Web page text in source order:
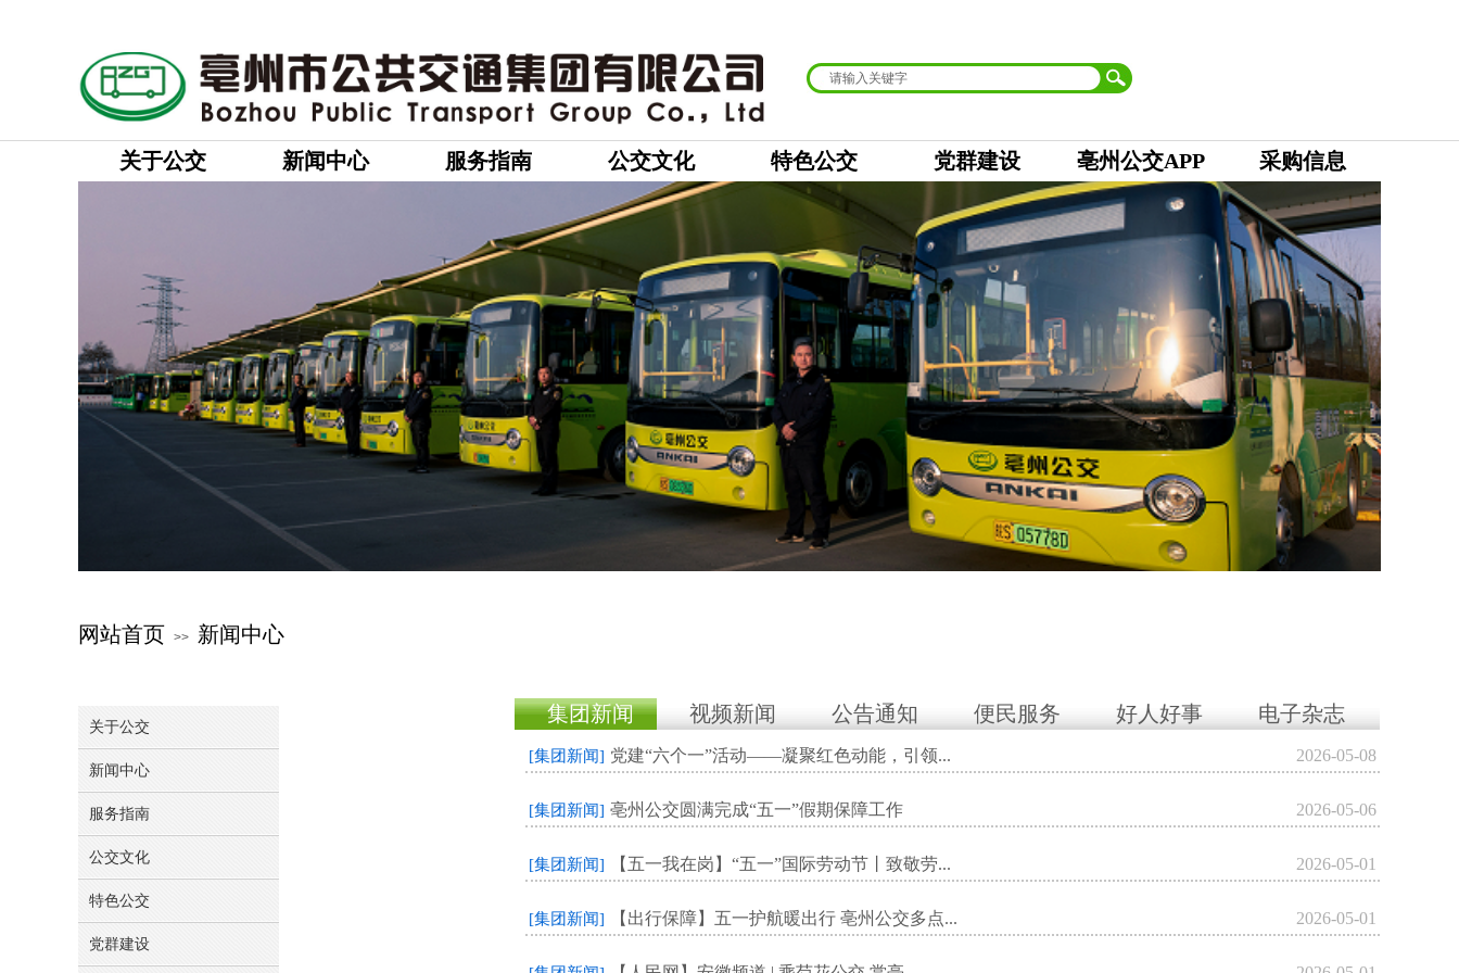
关于公交 新闻中心 服务指南 公交文化 特色公交 党群建设 亳州公交APP 采购信息
网站首页 >> 新闻中心
集团新闻 视频新闻 公告通知 便民服务 好人好事 电子杂志
[集团新闻] 党建“六个一”活动——凝聚红色动能，引领... 2026-05-08
[集团新闻] 亳州公交圆满完成“五一”假期保障工作 2026-05-06
[集团新闻] 【五一我在岗】“五一”国际劳动节丨致敬劳... 2026-05-01
[集团新闻] 【出行保障】五一护航暖出行 亳州公交多点... 2026-05-01
关于公交
新闻中心
服务指南
公交文化
特色公交
党群建设